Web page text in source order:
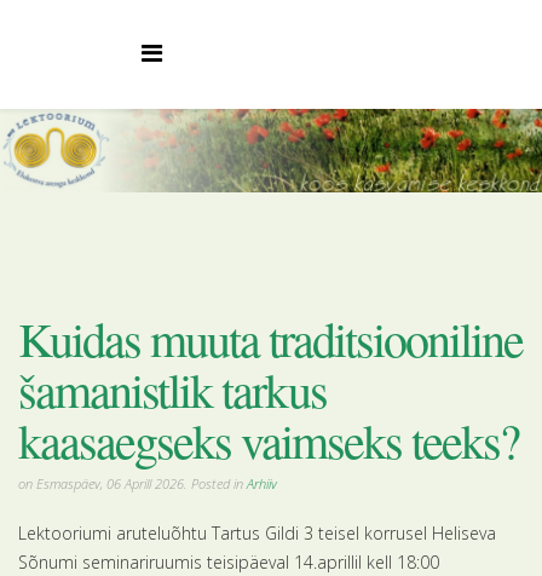
Kuidas muuta traditsiooniline
šamanistlik tarkus
kaasaegseks vaimseks teeks?
on Esmaspäev, 06 Aprill 2026. Posted inArhiiv
Lektooriumi aruteluõhtu Tartus Gildi 3 teisel korrusel Heliseva
Sõnumi seminariruumis teisipäeval 14.aprillil kell 18:00